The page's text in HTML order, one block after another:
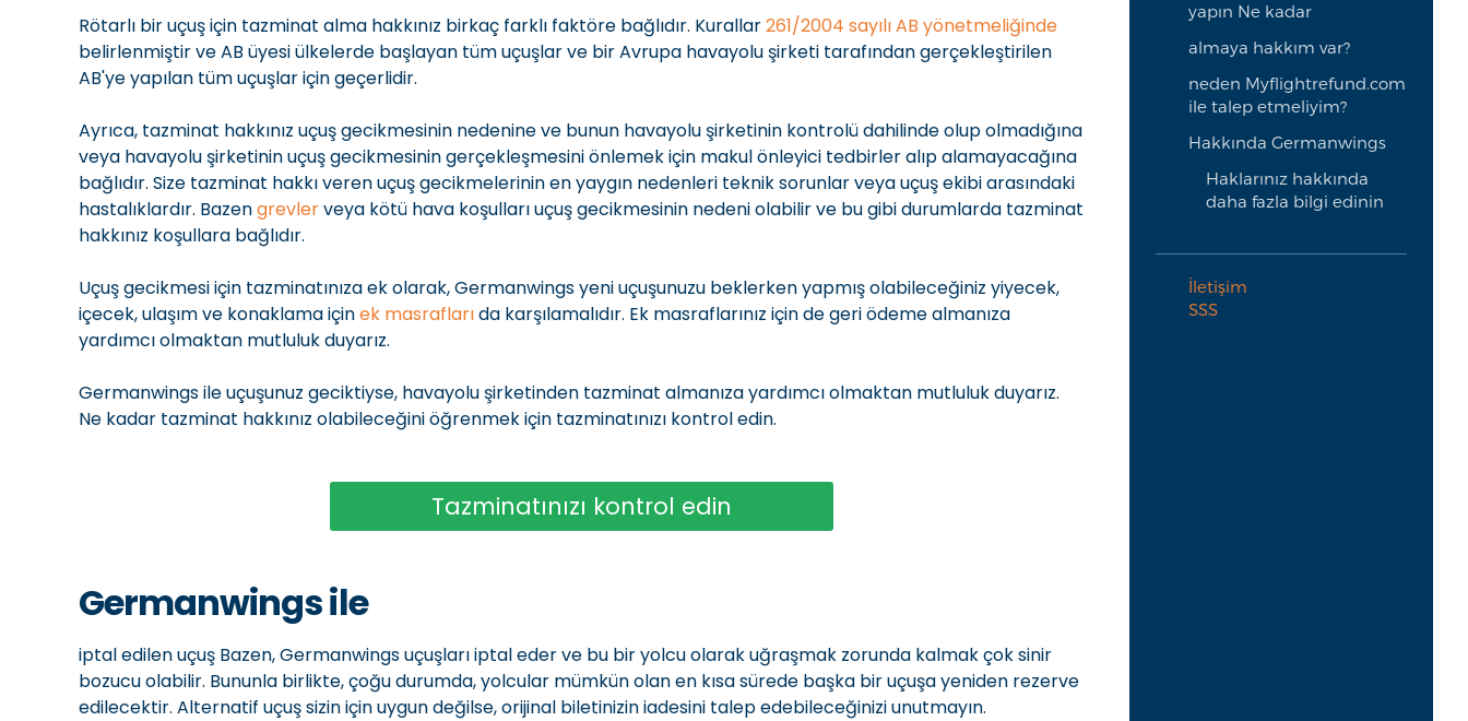
Rötarlı bir uçuş için tazminat alma hakkınız birkaç farklı faktöre bağlıdır. Kurallar261/2004 sayılı AB yönetmeliğinde
belirlenmiştir ve AB üyesi ülkelerde başlayan tüm uçuşlar ve bir Avrupa havayolu şirketi tarafından gerçekleştirilen
AB'ye yapılan tüm uçuşlar için geçerlidir.
Ayrıca, tazminat hakkınız uçuş gecikmesinin nedenine ve bunun havayolu şirketinin kontrolü dahilinde olup olmadığına
veya havayolu şirketinin uçuş gecikmesinin gerçekleşmesini önlemek için makul önleyici tedbirler alıp alamayacağına
bağlıdır. Size tazminat hakkı veren uçuş gecikmelerinin en yaygın nedenleri teknik sorunlar veya uçuş ekibi arasındaki
hastalıklardır. Bazengrevlerveya kötü hava koşulları uçuş gecikmesinin nedeni olabilir ve bu gibi durumlarda tazminat
hakkınız koşullara bağlıdır.
Uçuş gecikmesi için tazminatınıza ek olarak, Germanwings yeni uçuşunuzu beklerken yapmış olabileceğiniz yiyecek,
içecek, ulaşım ve konaklama içinek masraflarıda karşılamalıdır. Ek masraflarınız için de geri ödeme almanıza
yardımcı olmaktan mutluluk duyarız.
Germanwings ile uçuşunuz geciktiyse, havayolu şirketinden tazminat almanıza yardımcı olmaktan mutluluk duyarız.
Ne kadar tazminat hakkınız olabileceğini öğrenmek için tazminatınızı kontrol edin.
Tazminatınızı kontrol edin
Germanwings ile
iptal edilen uçuş Bazen, Germanwings uçuşları iptal eder ve bu bir yolcu olarak uğraşmak zorunda kalmak çok sinir
bozucu olabilir. Bununla birlikte, çoğu durumda, yolcular mümkün olan en kısa sürede başka bir uçuşa yeniden rezerve
edilecektir. Alternatif uçuş sizin için uygun değilse, orijinal biletinizin iadesini talep edebileceğinizi unutmayın.
yapın Ne kadar
almaya hakkım var?
neden Myflightrefund.com
ile talep etmeliyim?
Hakkında Germanwings
Haklarınız hakkında
daha fazla bilgi edinin
İletişim
SSS